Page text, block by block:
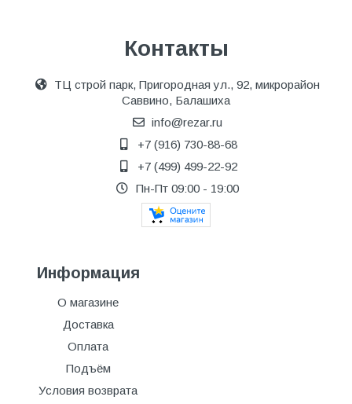
Контакты
ТЦ строй парк, Пригородная ул., 92, микрорайон
Саввино, Балашиха
info@rezar.ru
+7 (916) 730-88-68
+7 (499) 499-22-92
Пн-Пт 09:00 - 19:00
Информация
О магазине
Доставка
Оплата
Подъём
Условия возврата